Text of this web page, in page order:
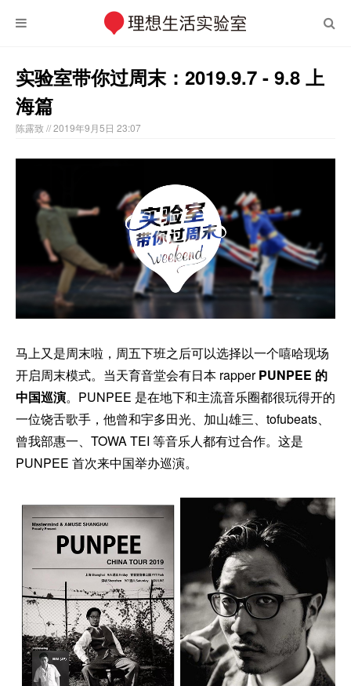
实验室带你过周末：2019.9.7 - 9.8 上
海篇
陈露致// 2019年9月5日 23:07
马上又是周末啦，周五下班之后可以选择以一个嘻哈现场
开启周末模式。当天育音堂会有日本 rapperPUNPEE 的
中国巡演。PUNPEE 是在地下和主流音乐圈都很玩得开的
一位饶舌歌手，他曾和宇多田光、加山雄三、tofubeats、
曾我部惠一、TOWA TEI 等音乐人都有过合作。这是
PUNPEE 首次来中国举办巡演。